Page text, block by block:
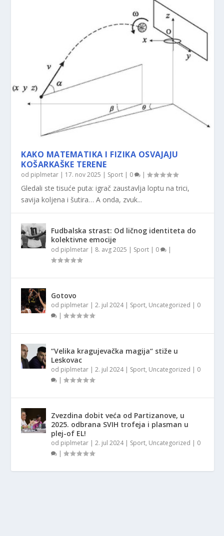
KAKO MATEMATIKA I FIZIKA OSVAJAJU
KOŠARKAŠKE TERENE
od piplmetar | 17. nov 2025 | Sport | 0 |
Gledali ste tisuće puta: igrač zaustavlja loptu na trici,
savija koljena i šutira… A onda, zvuk...
Fudbalska strast: Od ličnog identiteta do
kolektivne emocije
od piplmetar | 8. avg 2025 | Sport | 0 |
Gotovo
od piplmetar |2. jul 2024| Sport, Uncategorized | 0
|
“Velika kragujevačka magija“ stiže u
Leskovac
od piplmetar |2. jul 2024| Sport, Uncategorized | 0
|
Zvezdina dobit veća od Partizanove, u
2025. odbrana SVIH trofeja i plasman u
plej-of EL!
od piplmetar |2. jul 2024| Sport, Uncategorized | 0
|